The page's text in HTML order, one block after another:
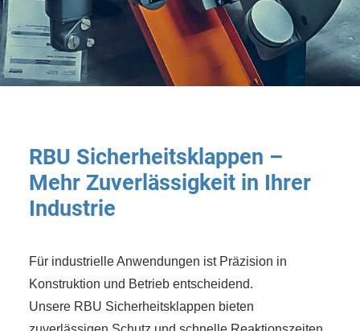
RBU Sicherheitsklappen –
Mehr Zuverlässigkeit in Ihrer
Industrie
Für industrielle Anwendungen ist Präzision in
Konstruktion und Betrieb entscheidend.
Unsere RBU Sicherheitsklappen bieten